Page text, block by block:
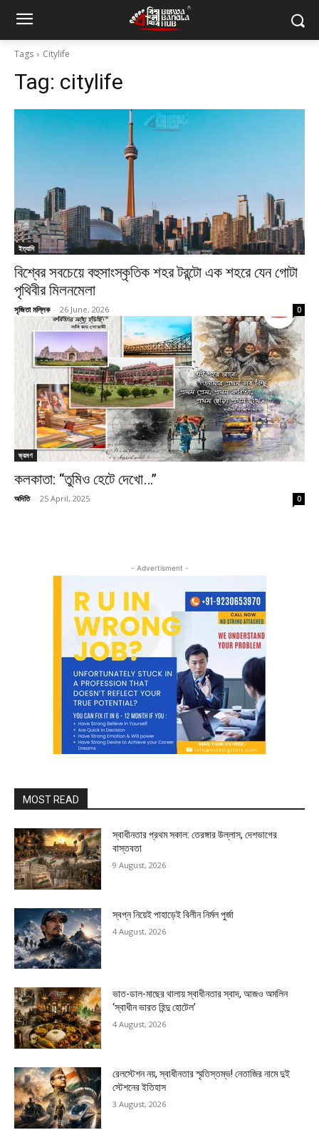
Tags Citylife
Tag: citylife
ইত্যাদি
বিশ্বের সবচেয়ে বহুসাংস্কৃতিক শহর টরন্টো এক শহরে যেন গোটা
পৃথিবীর মিলনমেলা
সৃজিতা মল্লিক - 26 June, 2026 0
ভ্রমণ
কলকাতা: “তুমিও হেটে দেখো…’’
অদিতি - 25 April, 2025 0
- Advertisment -
MOST READ
স্বাধীনতার প্রথম সকাল: তেরঙ্গার উল্লাস, দেশভাগের
বাস্তবতা
9 August, 2026
স্বপ্ন নিয়েই পাহাড়েই বিলীন নির্মল পুর্জা
4 August, 2026
ভাত-ডাল-মাছের থালায় স্বাধীনতার স্বাদ, আজও অমলিন
‘স্বাধীন ভারত হিন্দু হোটেল’
4 August, 2026
রেলস্টেশন নয়, স্বাধীনতার স্মৃতিস্তম্ভ! নেতাজির নামে দুই
স্টেশনের ইতিহাস
3 August, 2026